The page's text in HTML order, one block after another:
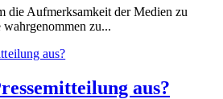
die Aufmerksamkeit der Medien zu
zu...
aus?